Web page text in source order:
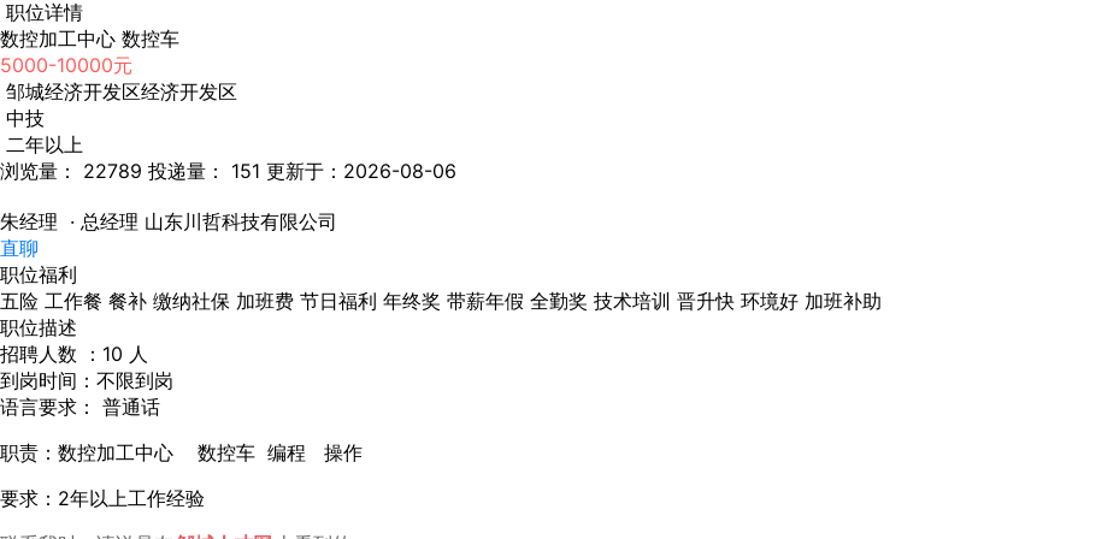
职位详情
数控加工中心 数控车
5000-10000元
邹城经济开发区经济开发区
中技
二年以上
浏览量： 22789 投递量： 151 更新于：2026-08-06
朱经理 · 总经理 山东川哲科技有限公司
直聊
职位福利
五险 工作餐 餐补 缴纳社保 加班费 节日福利 年终奖 带薪年假 全勤奖 技术培训 晋升快 环境好 加班补助
职位描述
招聘人数 ：10 人
到岗时间：不限到岗
语言要求： 普通话
职责：数控加工中心 数控车 编程 操作
要求：2年以上工作经验